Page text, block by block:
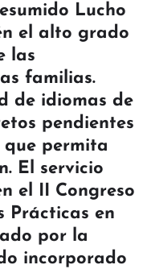
Lucho
el alto grado
las
familias.
de idiomas de
pendientes
permita
El servicio
el II Congreso
Prácticas en
por la
incorporado